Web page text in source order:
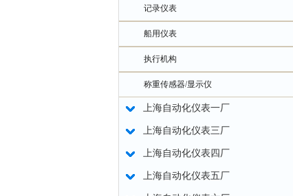
记录仪表
船用仪表
执行机构
称重传感器/显示仪
上海自动化仪表一厂
上海自动化仪表三厂
上海自动化仪表四厂
上海自动化仪表五厂